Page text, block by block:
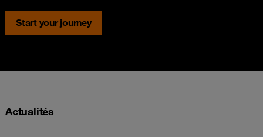
Start your journey
Actualités